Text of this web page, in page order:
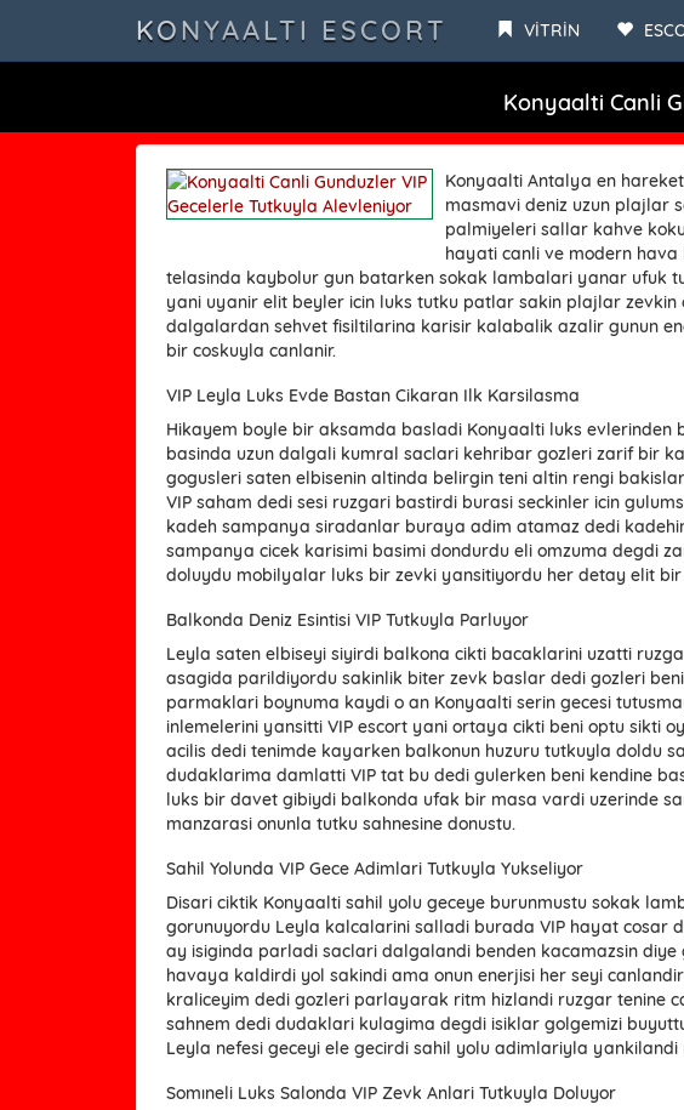
KONYAALTI ESCORT VİTRİN
Konyaalti Canli
Konyaalti Antalya en
masmavi deniz uzun plajlar
palmiyeleri sallar kahve
hayati canli ve modern
telasinda kaybolur gun batarken sokak lambalari yanar ufuk
yani uyanir elit beyler icin luks tutku patlar sakin plajlar zevkin
dalgalardan sehvet fisiltilarina karisir kalabalik azalir gunun
bir coskuyla canlanir.
VIP Leyla Luks Evde Bastan Cikaran Ilk Karsilasma
Hikayem boyle bir aksamda basladi Konyaalti luks evlerinden
basinda uzun dalgali kumral saclari kehribar gozleri zarif bir
gogusleri saten elbisenin altinda belirgin teni altin rengi
VIP saham dedi sesi ruzgari bastirdi burasi seckinler icin
kadeh sampanya siradanlar buraya adim atamaz dedi
sampanya cicek karisimi basimi dondurdu eli omzuma degdi
doluydu mobilyalar luks bir zevki yansitiyordu her detay elit
Balkonda Deniz Esintisi VIP Tutkuyla Parluyor
Leyla saten elbiseyi siyirdi balkona cikti bacaklarini uzatti
asagida parildiyordu sakinlik biter zevk baslar dedi gozleri
parmaklari boynuma kaydi o an Konyaalti serin gecesi
inlemelerini yansitti VIP escort yani ortaya cikti beni optu sikti
acilis dedi tenimde kayarken balkonun huzuru tutkuyla doldu
dudaklarima damlatti VIP tat bu dedi gulerken beni kendine
luks bir davet gibiydi balkonda ufak bir masa vardi uzerinde
manzarasi onunla tutku sahnesine donustu.
Sahil Yolunda VIP Gece Adimlari Tutkuyla Yukseliyor
Disari ciktik Konyaalti sahil yolu geceye burunmustu sokak
gorunuyordu Leyla kalcalarini salladi burada VIP hayat cosar
ay isiginda parladi saclari dalgalandi benden kacamazsin
havaya kaldirdi yol sakindi ama onun enerjisi her seyi
kraliceyim dedi gozleri parlayarak ritm hizlandi ruzgar tenine
sahnem dedi dudaklari kulagima degdi isiklar golgemizi
Leyla nefesi geceyi ele gecirdi sahil yolu adimlariyla yankilandi
Somıneli Luks Salonda VIP Zevk Anlari Tutkuyla Doluyor